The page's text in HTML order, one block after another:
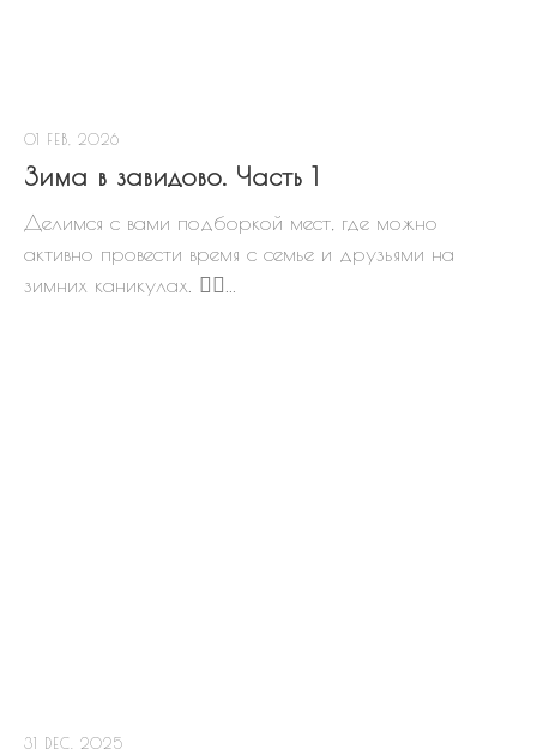
01 FEB, 2026
Зима в завидово. Часть 1
Делимся с вами подборкой мест, где можно
активно провести время с семье и друзьями на
зимних каникулах. 👇🏻...
31 DEC, 2025